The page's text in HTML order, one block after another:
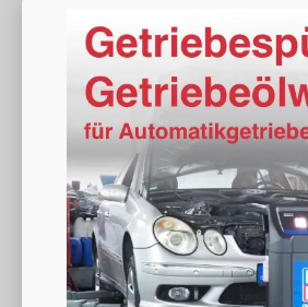
sofort lieferbar Neuwagen
Benzin Außenfarbe
85 kW (116 PS) Kilometerstand 20 km
24.780,– €
incl. 19% MwSt.
Wir
Verbrauch kombiniert:6,20 l/100km
2-Klasse: E
2-Emissionen:141,00 g/km